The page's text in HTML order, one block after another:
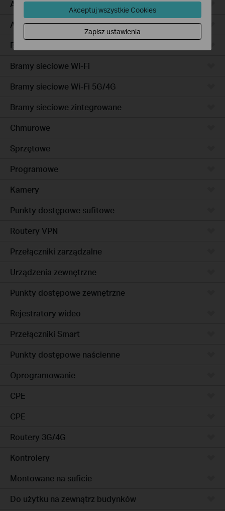
Access Pro
Access
Bramy sieciowe przewodowe
Bramy sieciowe Wi-Fi
Bramy sieciowe Wi-Fi 5G/4G
Bramy sieciowe zintegrowane
Chmurowe
Sprzętowe
Programowe
Kamery
Punkty dostępowe sufitowe
Routery VPN
Przełączniki zarządzalne
Urządzenia zewnętrzne
Punkty dostępowe zewnętrzne
Rejestratory wideo
Przełączniki Smart
Punkty dostępowe naścienne
Oprogramowanie
CPE
CPE
Routery 3G/4G
Kontrolery
Montowane na suficie
Do użytku na zewnątrz budynków
Akceptuj wszystkie Cookies
Zapisz ustawienia